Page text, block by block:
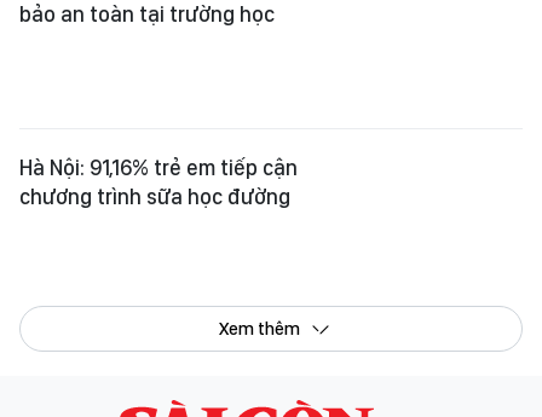
bảo an toàn tại trường học
Hà Nội: 91,16% trẻ em tiếp cận
chương trình sữa học đường
Xem thêm